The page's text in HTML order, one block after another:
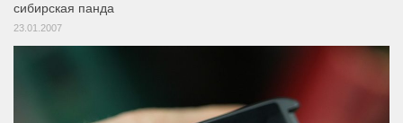
сибирская панда
23.01.2007